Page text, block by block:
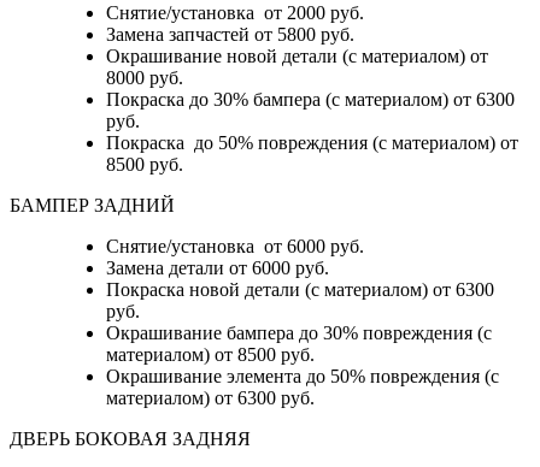
Снятие/установка от 2000 руб.
Замена запчастей от 5800 руб.
Окрашивание новой детали (с материалом) от
8000 руб.
Покраска до 30% бампера (с материалом) от 6300
руб.
Покраска до 50% повреждения (с материалом) от
8500 руб.
БАМПЕР ЗАДНИЙ
Снятие/установка от 6000 руб.
Замена детали от 6000 руб.
Покраска новой детали (с материалом) от 6300
руб.
Окрашивание бампера до 30% повреждения (с
материалом) от 8500 руб.
Окрашивание элемента до 50% повреждения (с
материалом) от 6300 руб.
ДВЕРЬ БОКОВАЯ ЗАДНЯЯ